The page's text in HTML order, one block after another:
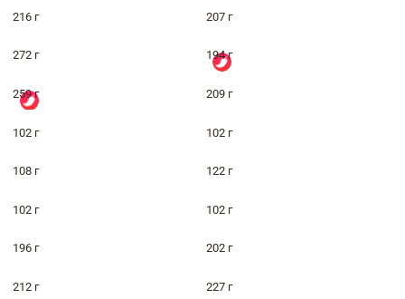
216 г 207 г
272 г 194 г
259 г 209 г
102 г 102 г
108 г 122 г
102 г 102 г
196 г 202 г
212 г 227 г